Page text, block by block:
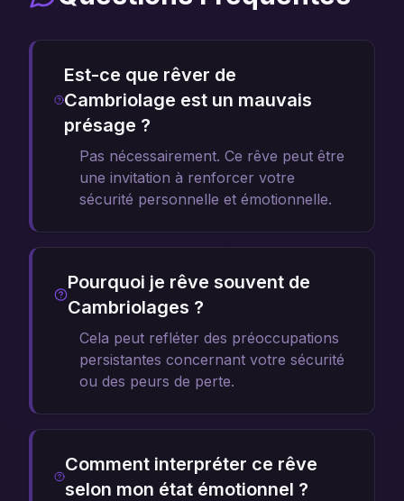
Est-ce que rêver de
Cambriolage est un mauvais
présage ?
Pas nécessairement. Ce rêve peut être
une invitation à renforcer votre
sécurité personnelle et émotionnelle.
Pourquoi je rêve souvent de
Cambriolages ?
Cela peut refléter des préoccupations
persistantes concernant votre sécurité
ou des peurs de perte.
Comment interpréter ce rêve
selon mon état émotionnel ?